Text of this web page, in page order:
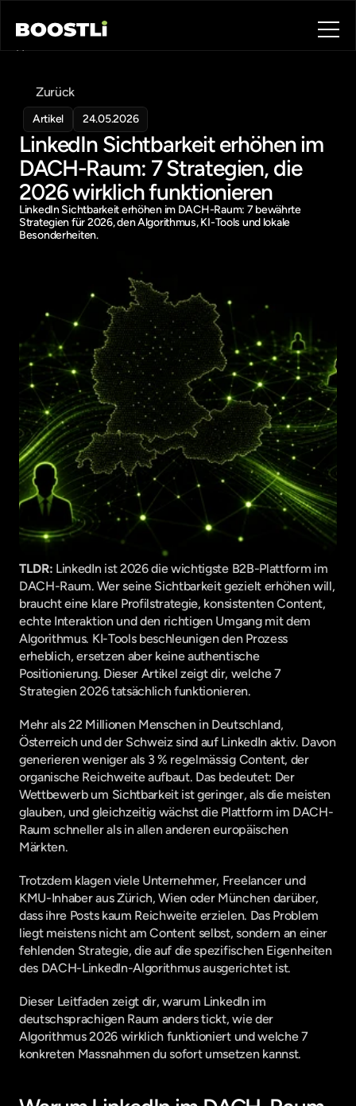
Home
Contact
About
Book a call
Book a call
Zurück
Artikel 24.05.2026
LinkedIn Sichtbarkeit erhöhen im
DACH-Raum: 7 Strategien, die
2026 wirklich funktionieren
LinkedIn Sichtbarkeit erhöhen im DACH-Raum: 7 bewährte
Strategien für 2026, den Algorithmus, KI-Tools und lokale
Besonderheiten.
TLDR: LinkedIn ist 2026 die wichtigste B2B-Plattform im
DACH-Raum. Wer seine Sichtbarkeit gezielt erhöhen will,
braucht eine klare Profilstrategie, konsistenten Content,
echte Interaktion und den richtigen Umgang mit dem
Algorithmus. KI-Tools beschleunigen den Prozess
erheblich, ersetzen aber keine authentische
Positionierung. Dieser Artikel zeigt dir, welche 7
Strategien 2026 tatsächlich funktionieren.
Mehr als 22 Millionen Menschen in Deutschland,
Österreich und der Schweiz sind auf LinkedIn aktiv. Davon
generieren weniger als 3 % regelmässig Content, der
organische Reichweite aufbaut. Das bedeutet: Der
Wettbewerb um Sichtbarkeit ist geringer, als die meisten
glauben, und gleichzeitig wächst die Plattform im DACH-
Raum schneller als in allen anderen europäischen
Märkten.
Trotzdem klagen viele Unternehmer, Freelancer und
KMU-Inhaber aus Zürich, Wien oder München darüber,
dass ihre Posts kaum Reichweite erzielen. Das Problem
liegt meistens nicht am Content selbst, sondern an einer
fehlenden Strategie, die auf die spezifischen Eigenheiten
des DACH-LinkedIn-Algorithmus ausgerichtet ist.
Dieser Leitfaden zeigt dir, warum LinkedIn im
deutschsprachigen Raum anders tickt, wie der
Algorithmus 2026 wirklich funktioniert und welche 7
konkreten Massnahmen du sofort umsetzen kannst.